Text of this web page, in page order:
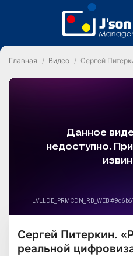
Главная Видео Сергей
Сергей Питеркин.
реальной